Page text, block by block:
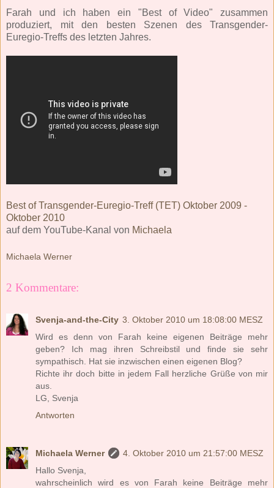
Farah und ich haben ein "Best of Video" zusammen
produziert, mit den besten Szenen des Transgender-
Euregio-Treffs des letzten Jahres.
Best of Transgender-Euregio-Treff (TET) Oktober 2009 -
Oktober 2010
auf dem YouTube-Kanal von Michaela
Michaela Werner
2 Kommentare:
Svenja-and-the-City 3. Oktober 2010 um 18:08:00 MESZ
Wird es denn von Farah keine eigenen Beiträge mehr
geben? Ich mag ihren Schreibstil und finde sie sehr
sympathisch. Hat sie inzwischen einen eigenen Blog?
Richte ihr doch bitte in jedem Fall herzliche Grüße von mir
aus.
LG, Svenja
Antworten
Michaela Werner
4. Oktober 2010 um 21:57:00 MESZ
Hallo Svenja,
wahrscheinlich wird es von Farah keine Beiträge mehr